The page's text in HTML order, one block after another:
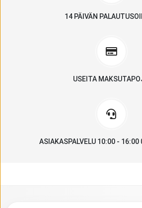
14 PÄIVÄN
USEITA
ASIAKASPALVELU 10:00 -